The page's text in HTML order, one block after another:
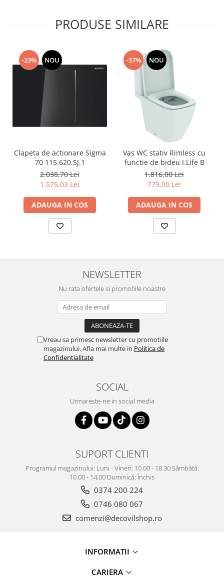
PRODUSE SIMILARE
-23% NOU
Clapeta de actionare Sigma
70 115.620.SJ.1
2.038,70 Lei
1.575,03 Lei
ADAUGA IN COS
-57% NOU
Vas WC stativ Rimless cu
functie de bideu I.Life B
1.816,00 Lei
779,00 Lei
ADAUGA IN COS
NEWSLETTER
Nu rata ofertele si promotiile noastre
Vreau sa primesc newsletter cu promotiile
magazinului. Afla mai multe in Politica de
Confidentialitate
SOCIAL
Urmareste-ne in social media
SUPORT CLIENTI
Programul magazinului: Luni - Vineri: 10.00 - 18.30 Sâmbătă:
10.00 - 14.00 Duminică: Închis
0374 200 224
0746 080 067
comenzi@decovilshop.ro
INFORMATII
CARIERA